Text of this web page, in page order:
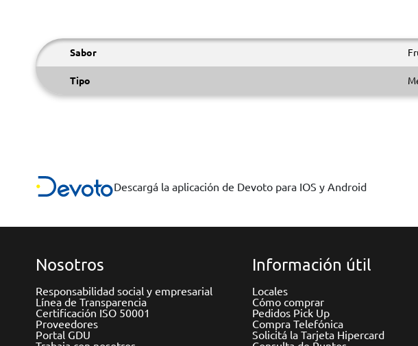
Sabor
Tipo
Descargá la aplicación de Devoto para IOS y Android
Nosotros
Responsabilidad social y empresarial
Línea de Transparencia
Certificación ISO 50001
Proveedores
Portal GDU
Información útil
Locales
Cómo comprar
Pedidos Pick Up
Compra Telefónica
Solicitá la Tarjeta Hipercard